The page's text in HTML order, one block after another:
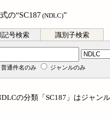
の“SC187 (NDLC)”
記号検索 識別子検索
普通件名のみ ジャンルのみ
の分類「SC187」はジャン